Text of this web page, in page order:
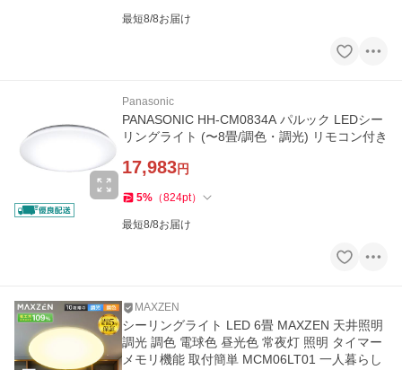
最短8/8お届け
Panasonic
PANASONIC HH-CM0834A パルック LEDシー
リングライト (〜8畳/調色・調光) リモコン付き
17,983円
5% （824pt）
最短8/8お届け
MAXZEN
シーリングライト LED 6畳 MAXZEN 天井照明
調光 調色 電球色 昼光色 常夜灯 照明 タイマー
メモリ機能 取付簡単 MCM06LT01 一人暮らし